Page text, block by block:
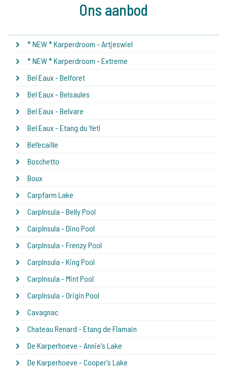
Ons aanbod
* NEW * Karperdroom - Artjeswiel
* NEW * Karperdroom - Extreme
Bel Eaux - Belforet
Bel Eaux - Belsaules
Bel Eaux - Belvare
Bel Eaux - Etang du Yeti
Bel'ecaille
Boschetto
Boux
Carpfarm Lake
CarpInsula - Belly Pool
CarpInsula - Dino Pool
CarpInsula - Frenzy Pool
CarpInsula - King Pool
CarpInsula - Mint Pool
CarpInsula - Origin Pool
Cavagnac
Chateau Renard - Etang de Flamain
De Karperhoeve - Annie's Lake
De Karperhoeve - Cooper's Lake